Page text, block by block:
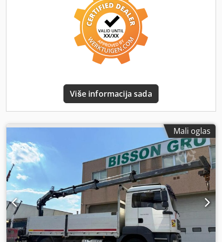
automatski - Kontinuirana kočnica: retarder - Ogibljenje:
vazdušno - Podizna osovina - Upravljačka osovina -
Kočnice: disk - Desni volan - Klima uređaj - Dužina: 8600
mm - Širina: 2500 mm - Visina: 3150 mm - Masa praznog
vozila: 11.380 kg - Proizvođač nadogradnje: Schwarte -
Materijal rezervoara: prohrom - Ukupna zapremina
postrojenja: Schwarte V 2000 - Centrifugalna pumpa - MAK
3002 - Uzimač uzoraka - CIP čišćenje Dodpfxjxtukus Aatjck
Više informacija sada
Mali oglas